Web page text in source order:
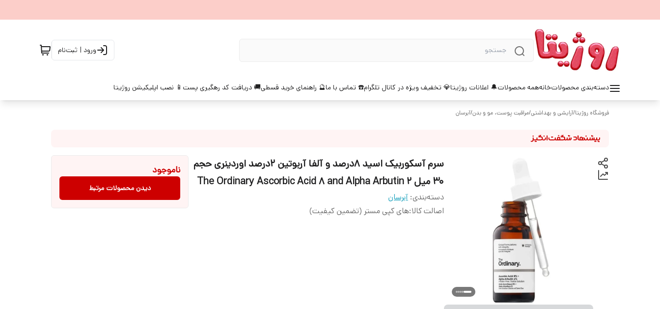
ورود | ثبت‌نام
دسته‌بندی محصولاتخانههمه محصولات🔔 اعلانات روژیتا💎 تخفیف ویژه در کانال تلگرام☎️ تماس با ما🔮 راهنمای خرید قسطی🚚 دریافت کد رهگیری پست 📱 نصب اپلیکیشن روژیتا
فروشگاه روژیتا/آرایشی و بهداشتی/مراقبت پوست، مو و بدن/آبرسان
سرم آسکوربیک اسید 8درصد و آلفا آربوتین 2درصد اوردینری حجم
30 میل The Ordinary Ascorbic Acid 8 and Alpha Arbutin 2
دسته‌بندی: آبرسان
اصالت کالا:های کپی مستر (تضمین کیفیت)
ناموجود
دیدن محصولات مرتبط